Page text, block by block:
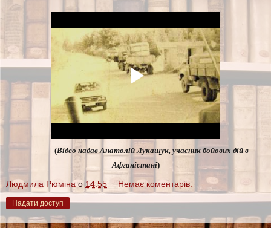
(Відео надав Анатолій Лукащук, учасник бойових дій в
Афганістані)
Людмила Рюміна о 14:55 Немає коментарів:
Надати доступ